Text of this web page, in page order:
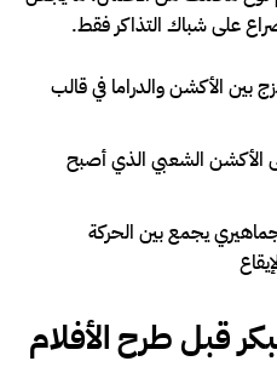
على شباك التذاكر فقط.
بين الأكشن والدراما في قالب
الأكشن الشعبي الذي أصبح
يجمع بين الحركة
قبل طرح الأفلام